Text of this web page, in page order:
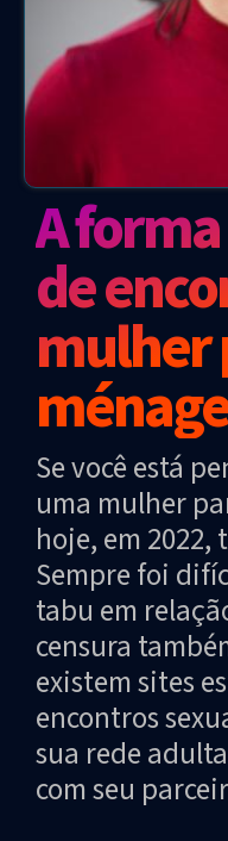
A
de
mulher
Se você está
uma mulher
hoje, em
Sempre foi
tabu em
censura
existem sites
encontros
sua rede
com seu